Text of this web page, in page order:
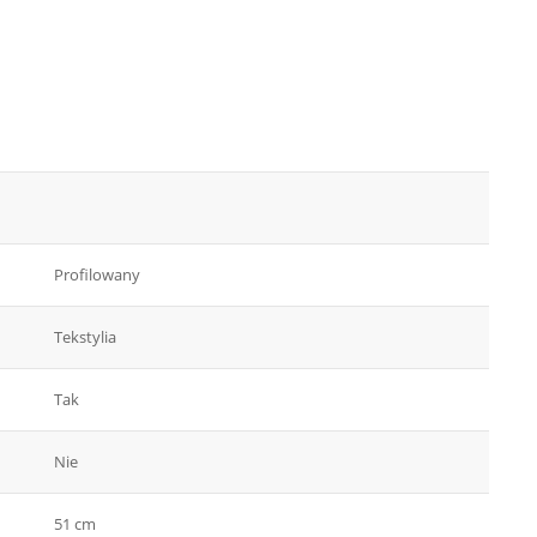
Profilowany
Tekstylia
Tak
Nie
51 cm